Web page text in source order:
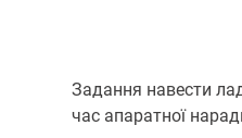
Задання навести
час апаратної